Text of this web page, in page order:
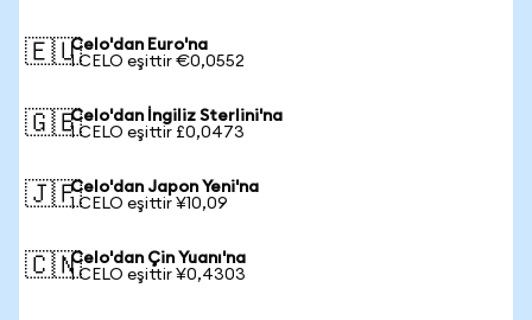
🇪🇺Celo'dan Euro'na
1 CELO eşittir €0,0552
🇬🇧Celo'dan İngiliz Sterlini'na
1 CELO eşittir £0,0473
🇯🇵Celo'dan Japon Yeni'na
1 CELO eşittir ¥10,09
🇨🇳Celo'dan Çin Yuanı'na
1 CELO eşittir ¥0,4303